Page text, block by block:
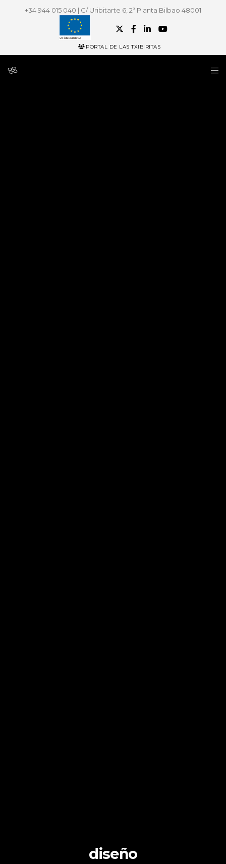
+34 944 015 040 | C/ Uribitarte 6, 2ª Planta Bilbao 48001
PORTAL DE LAS TXIBIRITAS
diseño